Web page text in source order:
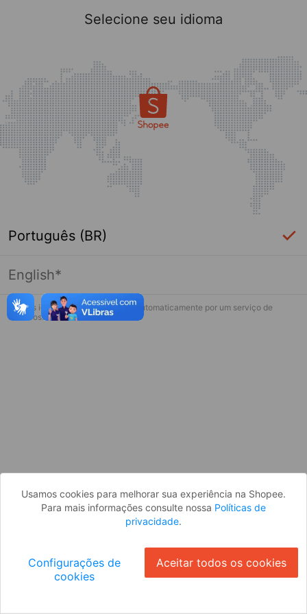
Página indisponível
Desculpe, algo deu errado. Faça login
Selecione seu idioma
Português (BR)
English*
* Esses idiomas serão traduzidos automaticamente por um serviço de
terceiros.
Usamos cookies para melhorar sua experiência na Shopee.
Para mais informações consulte nossa Políticas de
privacidade.
Configurações de
cookies
Aceitar todos os cookies